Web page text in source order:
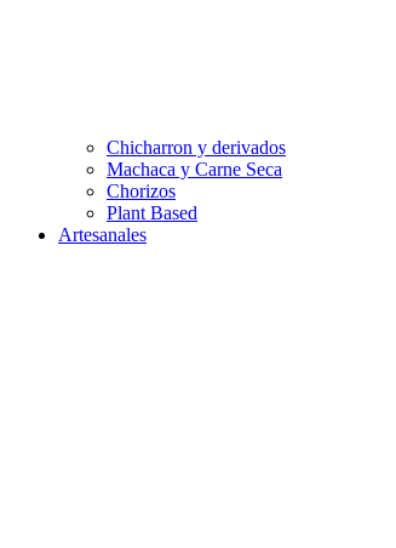
Chicharron y derivados
Machaca y Carne Seca
Chorizos
Plant Based
Artesanales